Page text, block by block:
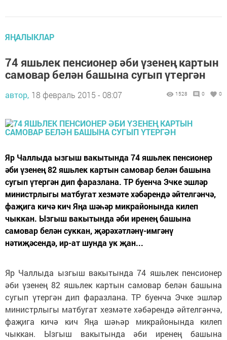
ЯҢАЛЫКЛАР
74 яшьлек пенсионер әби үзенең картын
самовар белән башына сугып үтергән
автор, 18 февраль 2015 - 08:07 1528 0 0
Яр Чаллыда ызгыш вакытында 74 яшьлек пенсионер
әби үзенең 82 яшьлек картын самовар белән башына
сугып үтергән дип фаразлана. ТР буенча Эчке эшләр
министрлыгы матбугат хезмәте хәбәрендә әйтелгәнчә,
фаҗига кичә кич Яңа шәһәр микрайонында килеп
чыккан. Ызгыш вакытында әби иренең башына
самовар белән суккан, җәрәхәтләнү-имгәнү
нәтиҗәсендә, ир-ат шунда ук җан...
Яр Чаллыда ызгыш вакытында 74 яшьлек пенсионер
әби үзенең 82 яшьлек картын самовар белән башына
сугып үтергән дип фаразлана. ТР буенча Эчке эшләр
министрлыгы матбугат хезмәте хәбәрендә әйтелгәнчә,
фаҗига кичә кич Яңа шәһәр микрайонында килеп
чыккан. Ызгыш вакытында әби иренең башына